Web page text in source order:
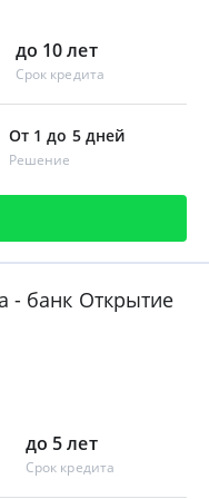
до 10 лет
Срок кредита
От 1 до 5 дней
Решение
- банк Открытие
до 5 лет
Срок кредита